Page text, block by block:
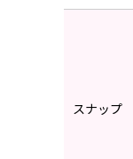
スナップ